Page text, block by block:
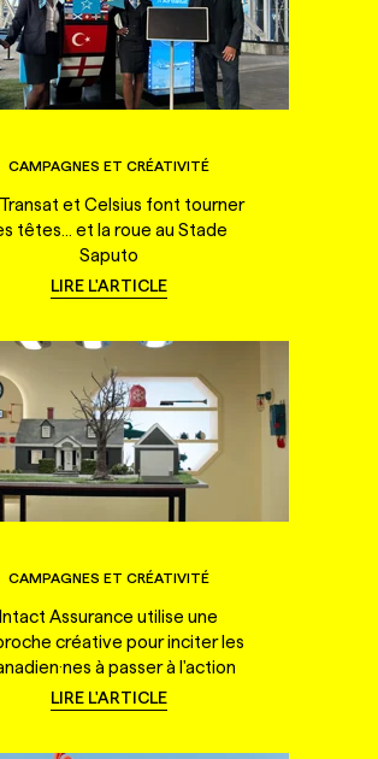
CAMPAGNES ET CRÉATIVITÉ
et Celsius font tourner
têtes... et la roue au Stade
Saputo
LIRE L'ARTICLE
CAMPAGNES ET CRÉATIVITÉ
Intact Assurance utilise une
créative pour inciter les
à passer à l'action
LIRE L'ARTICLE